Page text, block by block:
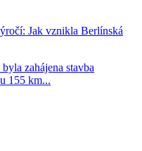
Jak vznikla Berlínská
zahájena stavba
155 km...